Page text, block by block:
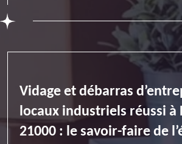
Vidage et débarras
locaux industriels réussi à
21000 : le savoir-faire de